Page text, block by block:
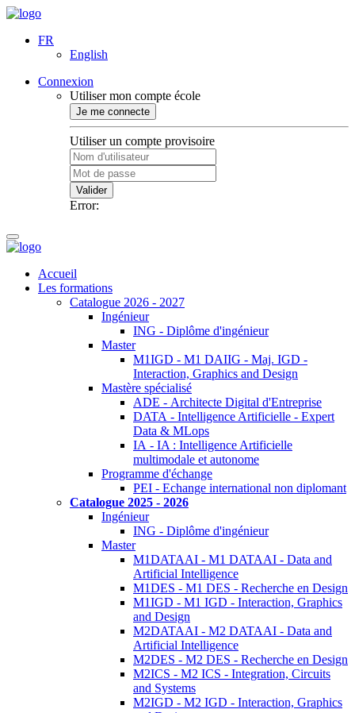
FR
English
Connexion
Utiliser mon compte école
Je me connecte
Utiliser un compte provisoire
Valider
Error:
Accueil
Les formations
Catalogue 2026 - 2027
Ingénieur
ING - Diplôme d'ingénieur
Master
M1IGD - M1 DAIIG - Maj. IGD -
Interaction, Graphics and Design
Mastère spécialisé
ADE - Architecte Digital d'Entreprise
DATA - Intelligence Artificielle - Expert
Data & MLops
IA - IA : Intelligence Artificielle
multimodale et autonome
Programme d'échange
PEI - Echange international non diplomant
Catalogue 2025 - 2026
Ingénieur
ING - Diplôme d'ingénieur
Master
M1DATAAI - M1 DATAAI - Data and
Artificial Intelligence
M1DES - M1 DES - Recherche en Design
M1IGD - M1 IGD - Interaction, Graphics
and Design
M2DATAAI - M2 DATAAI - Data and
Artificial Intelligence
M2DES - M2 DES - Recherche en Design
M2ICS - M2 ICS - Integration, Circuits
and Systems
M2IGD - M2 IGD - Interaction, Graphics